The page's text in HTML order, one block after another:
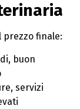
prezzo finale:
buon
servizi